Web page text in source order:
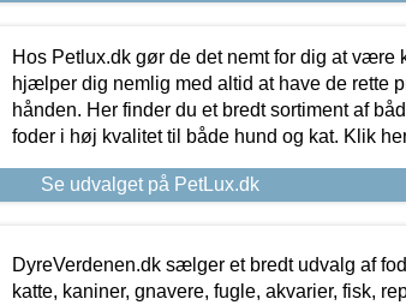
Hos Petlux.dk gør de det nemt for dig at være
hjælper dig nemlig med altid at have de rette
hånden. Her finder du et bredt sortiment af
foder i høj kvalitet til både hund og kat. Klik
Se udvalget på PetLux.dk
DyreVerdenen.dk sælger et bredt udvalg af
katte, kaniner, gnavere, fugle, akvarier, fisk,